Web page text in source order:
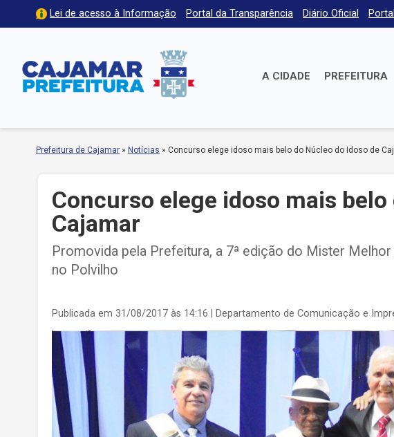
Lei de acesso à Informação Portal da Transparência Diário Oficial
A CIDADE PREFEITURA
Prefeitura de Cajamar » Notícias » Concurso elege idoso mais belo do Núcleo do Idoso de
Concurso elege idoso mais
Cajamar
Promovida pela Prefeitura, a 7ª edição do Mister
no Polvilho
Publicada em 31/08/2017 às 14:16 | Departamento de Comunicação e